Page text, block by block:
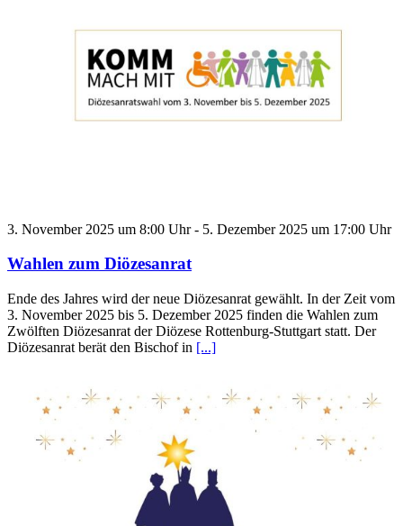
3. November 2025 um 8:00 Uhr- 5. Dezember 2025 um 17:00 Uhr
Wahlen zum Diözesanrat
Ende des Jahres wird der neue Diözesanrat gewählt. In der Zeit vom
3. November 2025 bis 5. Dezember 2025 finden die Wahlen zum
Zwölften Diözesanrat der Diözese Rottenburg-Stuttgart statt. Der
Diözesanrat berät den Bischof in [...]